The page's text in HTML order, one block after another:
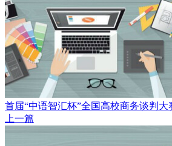
首届“中语智汇杯”全国高校商务谈判大
上一篇